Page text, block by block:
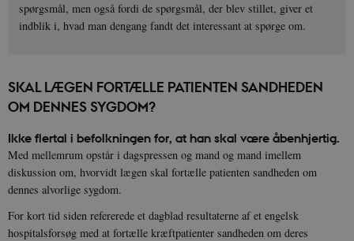
spørgsmål, men også fordi de spørgsmål, der blev stillet, giver et
indblik i, hvad man dengang fandt det interessant at spørge om.
SKAL LÆGEN FORTÆLLE PATIENTEN SANDHEDEN
OM DENNES SYGDOM?
Ikke flertal i befolkningen for, at han skal være åbenhjertig.
Med mellemrum opstår i dagspressen og mand og mand imellem
diskussion om, hvorvidt lægen skal fortælle patienten sandheden om
dennes alvorlige sygdom.
For kort tid siden refererede et dagblad resultaterne af et engelsk
hospitalsforsøg med at fortælle kræftpatienter sandheden om deres